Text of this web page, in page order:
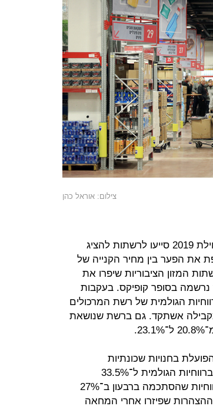
צילום: אוראל כהן
העלאות המחירים של הספקים שנמשכו גם בתחילת 2019 סייעו לרשתות להציג
את הפער בין מחיר הקנייה של
המזון הציבוריות שיפרו את
נרשמה בסופר קופיקס. בעקבות
הגולמית של רשת המרכולים
25.3% בתקופה המקבילה אשתקד. גם ברשת שנושאת
בחנויות שכונתיות
שמתאפיינות ברווחיות גבוהה, הציגה עלייה קלה ברווחיות הגולמית ל־33.5%
מהמכירות, ושופרסל המשיכה במגמת שיפור הרווחיות שהסתכמה ברבעון ב־27%
שפיזרו אחרי המחאה